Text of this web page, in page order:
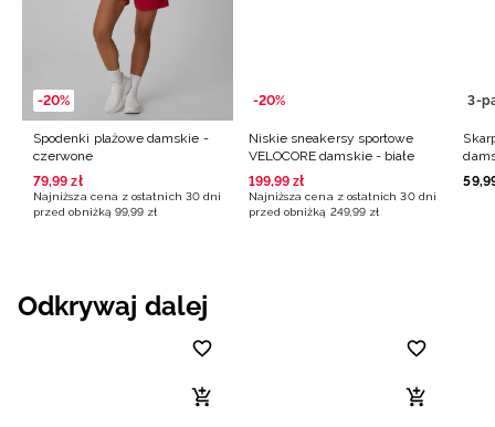
-20%
Spodenki plażowe damskie -
czerwone
79,99 zł
Najniższa cena z ostatnich 30 dni
przed obniżką 99,99 zł
-20%
Niskie sneakersy sportowe
VELOCORE damskie - białe
199,99 zł
Najniższa cena z ostatnich 30 dni
przed obniżką 249,99 zł
3-
59,
Odkrywaj dalej